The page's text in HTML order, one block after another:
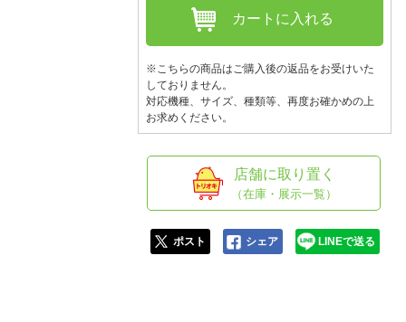
カートに入れる
※こちらの商品はご購入後の返品をお受けいた
しておりません。
対応機種、サイズ、種類等、再度お確かめの上
お求めください。
店舗に取り置く
（在庫・展示一覧）
ポスト シェア LINEで送る